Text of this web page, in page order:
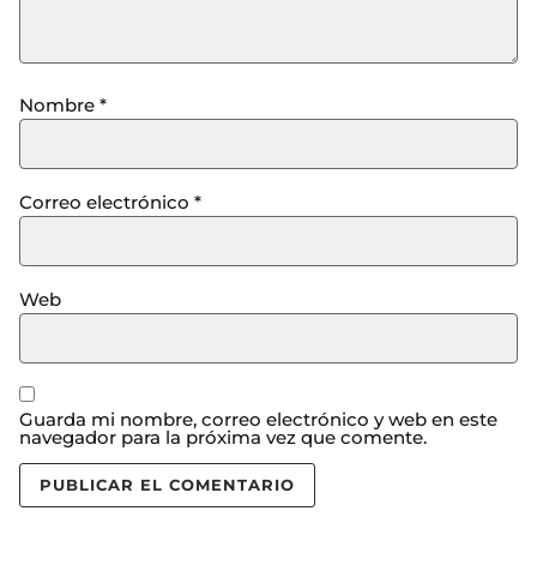
Nombre *
Correo electrónico *
Web
Guarda mi nombre, correo electrónico y web en este
navegador para la próxima vez que comente.